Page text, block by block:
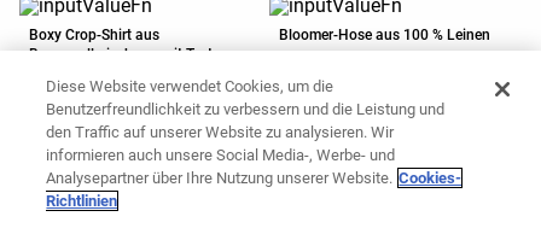
Boxy Crop-Shirt aus
Baumwollmischung mit Text
Zum Warenkorb hinzufügen
Bloomer-Hose aus 100 % Leinen
Zum Warenkorb hinzufügen
Shoppertasche mit Seitentaschen
45,99 €
Badesandalen mit Plateausohle
Diese Website verwendet Cookies, um die
Benutzerfreundlichkeit zu verbessern und die Leistung und
den Traffic auf unserer Website zu analysieren. Wir
informieren auch unsere Social Media-, Werbe- und
Analysepartner über Ihre Nutzung unserer Website. Cookies-
Richtlinien